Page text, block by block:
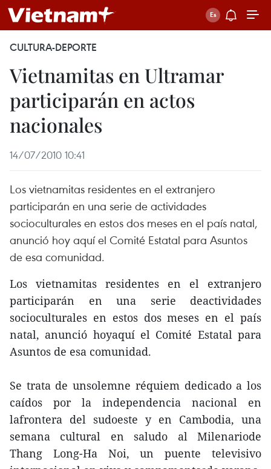
CULTURA-DEPORTE
Vietnamitas en Ultramar
participarán en actos
nacionales
14/07/2010 10:41
Los vietnamitas residentes en el extranjero
participarán en una serie de actividades
socioculturales en estos dos meses en el país natal,
anunció hoy aquí el Comité Estatal para Asuntos
de esa comunidad.
Los vietnamitas residentes en el extranjero
participarán en una serie deactividades
socioculturales en estos dos meses en el país
natal, anunció hoyaquí el Comité Estatal para
Asuntos de esa comunidad.
Se trata de unsolemne réquiem dedicado a los
caídos por la independencia nacional en
lafrontera del sudoeste y en Cambodia, una
semana cultural en saludo al Milenariode
Thang Long-Ha Noi, un puente televisivo